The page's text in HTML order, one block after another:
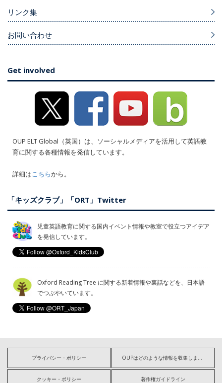
リンク集
お問い合わせ
Get involved
OUP ELT Global（英国）は、ソーシャルメディアを活用して英語教
育に関する各種情報を発信しています。
詳細はこちらから。
「キッズクラブ」「ORT」Twitter
児童英語教育に関する国内イベント情報や教室で役立つアイデア
を発信しています。
Oxford Reading Tree に関する新着情報や裏話などを、日本語
でつぶやいています。
プライバシー・ポリシー OUPはどのような情報を収集しますか?
クッキー・ポリシー 著作権ガイドライン